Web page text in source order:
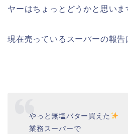
ヤーはちょっとどうかと思いま
現在売っているスーパーの報告
やっと無塩バター買えた
業務スーパーで